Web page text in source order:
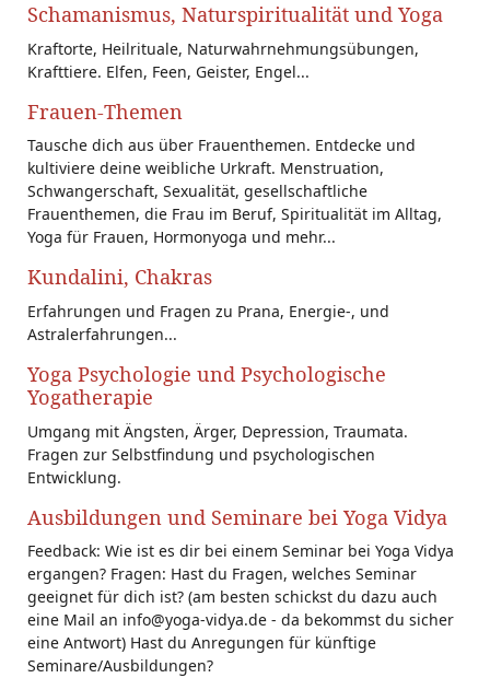
Schamanismus, Naturspiritualität und Yoga
Kraftorte, Heilrituale, Naturwahrnehmungsübungen,
Krafttiere. Elfen, Feen, Geister, Engel...
Frauen-Themen
Tausche dich aus über Frauenthemen. Entdecke und
kultiviere deine weibliche Urkraft. Menstruation,
Schwangerschaft, Sexualität, gesellschaftliche
Frauenthemen, die Frau im Beruf, Spiritualität im Alltag,
Yoga für Frauen, Hormonyoga und mehr...
Kundalini, Chakras
Erfahrungen und Fragen zu Prana, Energie-, und
Astralerfahrungen...
Yoga Psychologie und Psychologische
Yogatherapie
Umgang mit Ängsten, Ärger, Depression, Traumata.
Fragen zur Selbstfindung und psychologischen
Entwicklung.
Ausbildungen und Seminare bei Yoga Vidya
Feedback: Wie ist es dir bei einem Seminar bei Yoga Vidya
ergangen? Fragen: Hast du Fragen, welches Seminar
geeignet für dich ist? (am besten schickst du dazu auch
eine Mail an info@yoga-vidya.de - da bekommst du sicher
eine Antwort) Hast du Anregungen für künftige
Seminare/Ausbildungen?